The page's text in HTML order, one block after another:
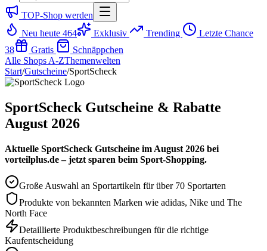
TOP-Shop werden
Neu heute 464 Exklusiv Trending
Letzte Chance
38
Gratis
Schnäppchen
Alle Shops A-ZThemenwelten
Start/Gutscheine/SportScheck
SportScheck Gutscheine & Rabatte
August 2026
Aktuelle SportScheck Gutscheine im August 2026 bei
vorteilplus.de – jetzt sparen beim Sport-Shopping.
Große Auswahl an Sportartikeln für über 70 Sportarten
Produkte von bekannten Marken wie adidas, Nike und The
North Face
Detaillierte Produktbeschreibungen für die richtige
Kaufentscheidung